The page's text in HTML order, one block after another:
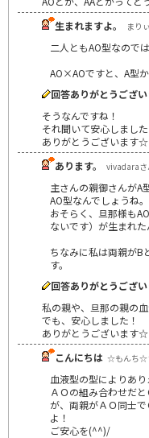
生まれますよ。
まり
二人ともAO型なので
AO×AOですと、A型か
回答ありがとうござ
そうなんですね！
それ聞いて安心しました
ありがとうございます☆
あります。
vivadara
主さんの親御さんがA
AO型なんでしょうね。
おそらく、旦那様も
ないです）が生まれた
ちなみに私は両親がB
す。
回答ありがとうござ
私の親や、旦那の親の
でも、安心しました！
ありがとうございます☆
こんにちは ☆もんち☆
血液型の型によりあり
ＡＯの組み合わせだ
が、両親がＡＯ同士
よ！
ご安心を(^^)/